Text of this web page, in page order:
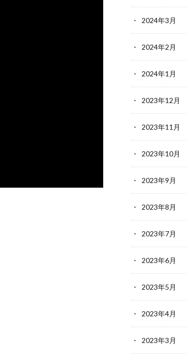
2024年3月
2024年2月
2024年1月
2023年12月
2023年11月
2023年10月
2023年9月
2023年8月
2023年7月
2023年6月
2023年5月
2023年4月
2023年3月